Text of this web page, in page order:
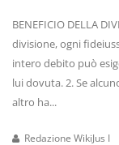
BENEFICIO DELLA
divisione, ogni
intero debito può
lui dovuta. 2. Se
altro ha...
Redazione WikiJus I